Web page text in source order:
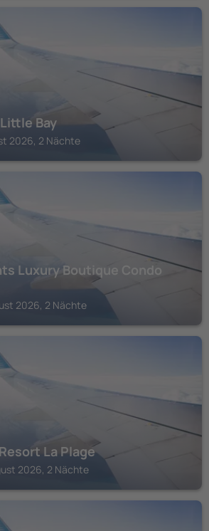
Bay
2026, 2 Nächte
Luxury Boutique Condo
2026, 2 Nächte
La Plage
2026, 2 Nächte